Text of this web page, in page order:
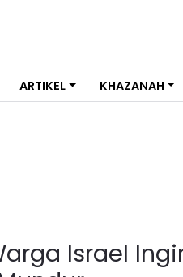
ARTIKEL KHAZANAH
Israel